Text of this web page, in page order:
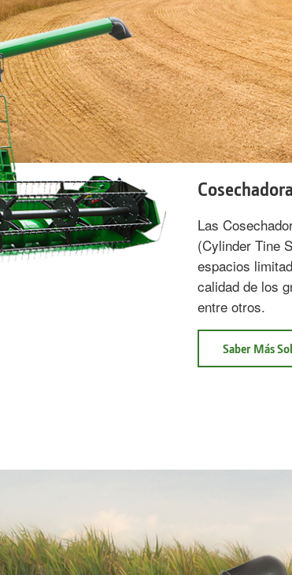
Las
(Cylinder Tine
espacios
calidad de los
entre otros.​​
Saber Más